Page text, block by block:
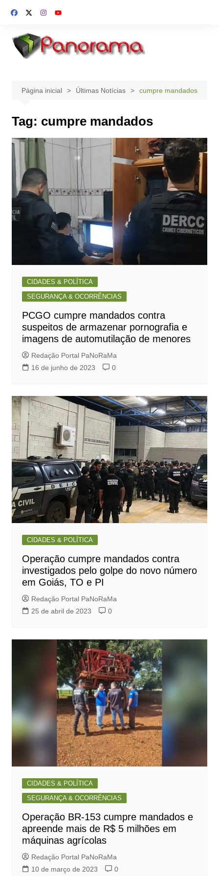
para
conteúdo
Página inicial Últimas Notícias cumpre mandados
Tag: cumpre mandados
CIDADES & POLÍTICA
SEGURANÇA & OCORRÊNCIAS
PCGO cumpre mandados contra
suspeitos de armazenar pornografia e
imagens de automutilação de menores
Redação Portal PaNoRaMa
16 de junho de 2023
0
CIDADES & POLÍTICA
Operação cumpre mandados contra
investigados pelo golpe do novo número
em Goiás, TO e PI
Redação Portal PaNoRaMa
25 de abril de 2023
0
CIDADES & POLÍTICA
SEGURANÇA & OCORRÊNCIAS
Operação BR-153 cumpre mandados e
apreende mais de R$ 5 milhões em
máquinas agrícolas
Redação Portal PaNoRaMa
10 de março de 2023
0